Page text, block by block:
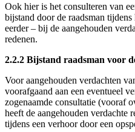
Ook hier is het consulteren van
bijstand door de raadsman
eerder – bij de aangehouden
redenen.
2.2.2 Bijstand raadsman voor
Voor aangehouden verdachten
voorafgaand aan een eventueel
zogenaamde consultatie (vooraf
heeft de aangehouden verdachte
tijdens een verhoor door een